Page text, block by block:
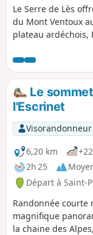
Le Serre de Lès
du Mont Ventoux
plateau ardéchois,
hameau du Chier.
Le
l'Escrinet
Visorandonneur
6,20 km
2h 25
Départ à Saint-
Randonnée courte
magnifique
la chaine des